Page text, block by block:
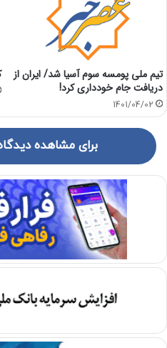
تیم ملی پومسه سوم آسیا شد/ ایران از
دریافت جام خودداری کرد!
1401/04/02
برای مشاهده